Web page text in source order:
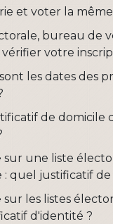
et voter la
bureau de
votre
les dates des
de domicile
sur une liste
: quel justificatif de
sur les listes
d'identité ?